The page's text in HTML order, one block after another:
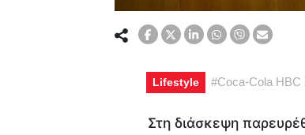
Lifestyle #Coca-Cola ΗΒC
Στη διάσκεψη